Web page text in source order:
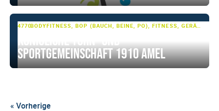
4770 AMEL BODYFITNESS, BOP (BAUCH, BEINE, PO), FITNESS, GERÄTETURNEN, JAZZ-DANCE, MULTI-SPORT, SENIORENFITNESS, SENIORENSPORT, SHOWTANZ, TANZSPORT, TUMBLING & TRAMPOLIN, TURNEN, TURNEN - BASIS
Königliche Turn- und
Sportgemeinschaft 1910 Amel
« Vorherige